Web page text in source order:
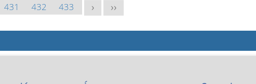
431
432 433 > >>